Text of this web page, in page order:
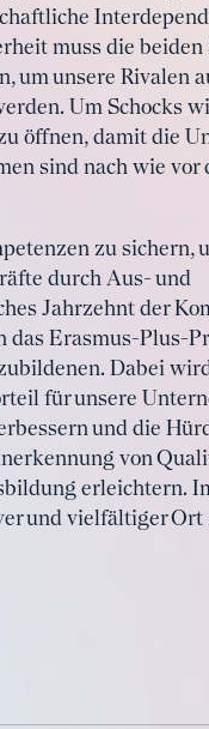
muss die beiden
um unsere Rivalen
Um Schocks
öffnen, damit die
sind nach wie vor
zu sichern,
durch Aus- und
Jahrzehnt der
das Erasmus-Plus-
Dabei
für unsere
und die
von
erleichtern.
und vielfältiger